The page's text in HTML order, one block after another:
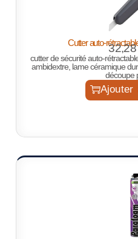
Cutter auto-
cutter de sécurité auto-
ambidextre, lame céramique
découpe
Ajouter